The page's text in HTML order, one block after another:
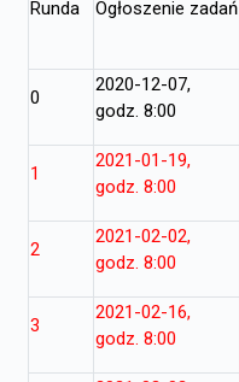
Runda Ogłoszenie zadań
0
2020-12-07,
godz. 8:00
1
2021-01-19,
godz. 8:00
2
2021-02-02,
godz. 8:00
3
2021-02-16,
godz. 8:00